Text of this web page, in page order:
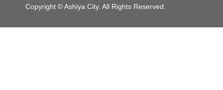
Copyright © Ashiya City. All Rights Reserved.